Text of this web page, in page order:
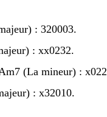
: 320003.
: xx0232.
(La mineur) :
: x32010.